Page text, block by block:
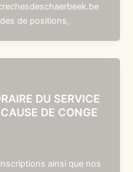
de positions,
DU SERVICE
DE CONGE
ainsi que nos